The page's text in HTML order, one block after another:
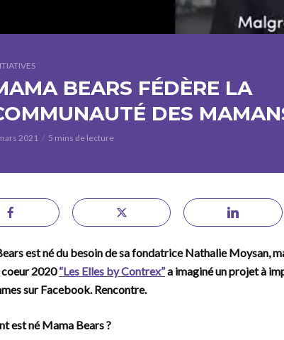
BEARS FÉDÈRE LA
DES
2021 5 mins de lecture
est né du besoin de sa fondatrice Nathalie Moysan,
2020“Les Elles by Contrex”a imaginé un projet à
sur Facebook. Rencontre.
est né Mama Bears ?